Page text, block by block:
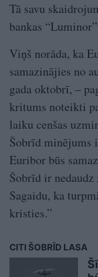
Tā savu
bankas
Viņš norāda, ka
samazinājies no
gada oktobrī, –
kritums noteikti
laiku cenšas
Šobrīd minējums
Euribor būs
Šobrīd ir
Sagaidu, ka
kristies.”
CITI ŠOBRĪD LASA